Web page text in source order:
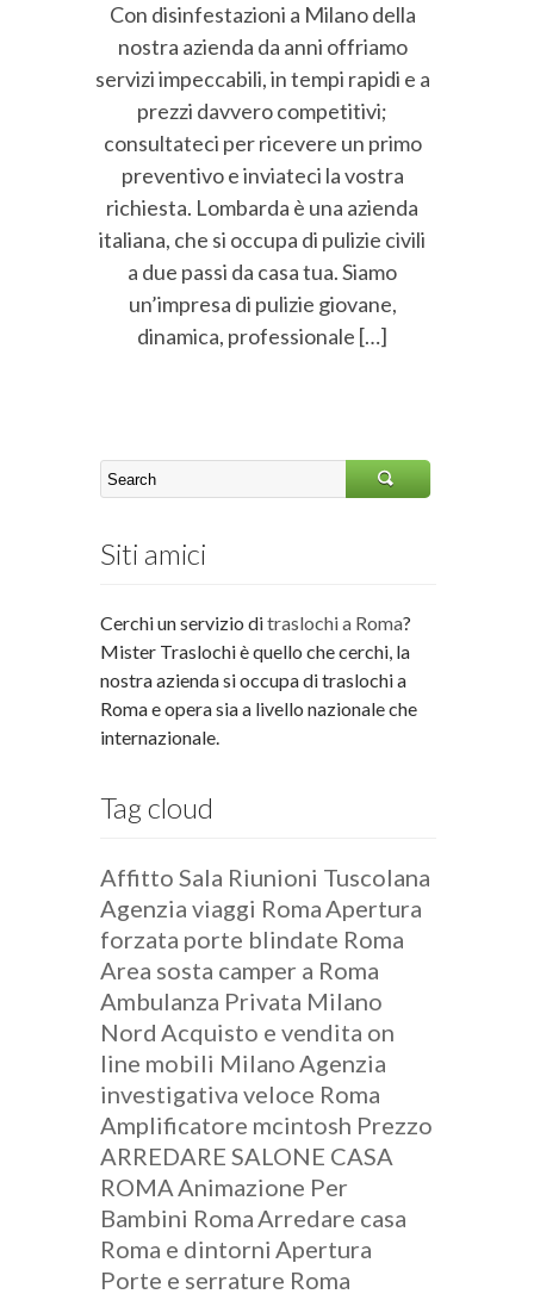
Con disinfestazioni a Milano della
nostra azienda da anni offriamo
servizi impeccabili, in tempi rapidi e a
prezzi davvero competitivi;
consultateci per ricevere un primo
preventivo e inviateci la vostra
richiesta. Lombarda è una azienda
italiana, che si occupa di pulizie civili
a due passi da casa tua. Siamo
un’impresa di pulizie giovane,
dinamica, professionale […]
Siti amici
Cerchi un servizio ditraslochi a Roma?
Mister Traslochi è quello che cerchi, la
nostra azienda si occupa di traslochi a
Roma e opera sia a livello nazionale che
internazionale.
Tag cloud
Affitto Sala Riunioni Tuscolana
Agenzia viaggi RomaApertura
forzata porte blindate Roma
Area sosta camper a Roma
Ambulanza Privata Milano
Nord Acquisto e vendita on
line mobili MilanoAgenzia
investigativa veloce Roma
Amplificatore mcintosh Prezzo
ARREDARE SALONE CASA
ROMAAnimazione Per
Bambini RomaArredare casa
Roma e dintorni Apertura
Porte e serrature Roma